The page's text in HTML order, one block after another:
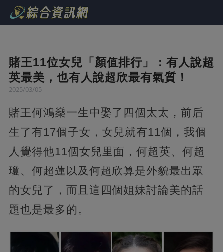
賭王11位女兒「顏值排行」：有人說超
英最美，也有人說超欣最有氣質！
2025/03/05
賭王何鴻燊一生中娶了四個太太，前后
生了有17個子女，女兒就有11個，我個
人覺得他11個女兒里面，何超英、何超
瓊、何超蓮以及何超欣算是外貌最出眾
的女兒了，而且這四個姐妹討論美的話
題也是最多的。